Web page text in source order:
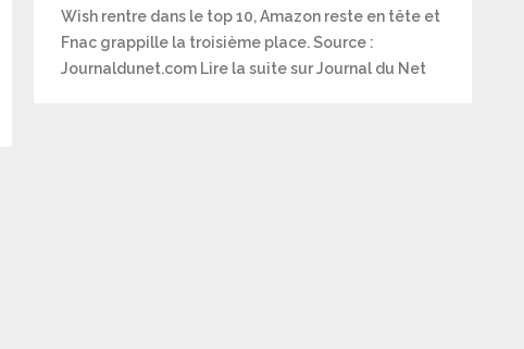
Wish rentre dans le top 10, Amazon reste en tête et
Fnac grappille la troisième place. Source :
Journaldunet.com Lire la suite sur Journal du Net